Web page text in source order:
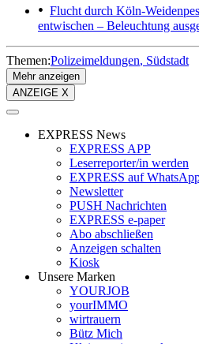
Flucht durch Köln-
entwischen – Beleuchtung
Themen:Polizeimeldungen Südstadt
Mehr anzeigen
ANZEIGE X
EXPRESS News
EXPRESS APP
Leserreporter/in werden
EXPRESS auf
Newsletter
PUSH Nachrichten
EXPRESS e-paper
Abo abschließen
Anzeigen schalten
Kiosk
Unsere Marken
YOURJOB
yourIMMO
wirtrauern
Bütz Mich